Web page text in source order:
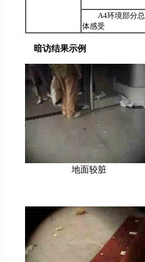
A4环境部分总
体感受
暗访结果示例
地面较脏